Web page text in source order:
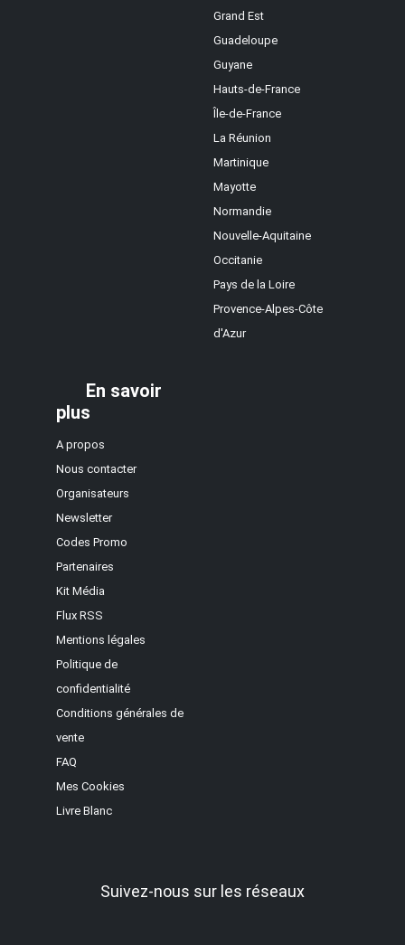
Grand Est
Guadeloupe
Guyane
Hauts-de-France
Île-de-France
La Réunion
Martinique
Mayotte
Normandie
Nouvelle-Aquitaine
Occitanie
Pays de la Loire
Provence-Alpes-Côte
d'Azur
En savoir
plus
A propos
Nous contacter
Organisateurs
Newsletter
Codes Promo
Partenaires
Kit Média
Flux RSS
Mentions légales
Politique de
confidentialité
Conditions générales de
vente
FAQ
Mes Cookies
Livre Blanc
Suivez-nous sur les réseaux